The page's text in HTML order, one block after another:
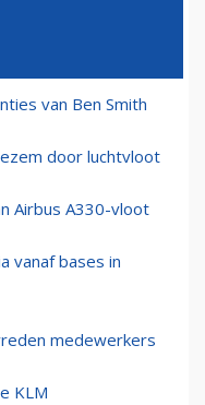
France-KLM niet
van Ben Smith
door luchtvloot
Airbus A330-vloot
vanaf bases in
medewerkers
KLM